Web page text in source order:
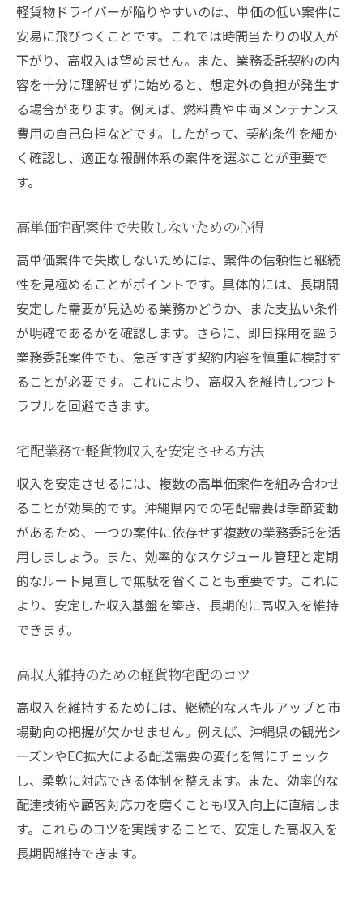
軽貨物ドライバーが陥りやすいのは、単価の低い案件に
安易に飛びつくことです。これでは時間当たりの収入が
下がり、高収入は望めません。また、業務委託契約の内
容を十分に理解せずに始めると、想定外の負担が発生す
る場合があります。例えば、燃料費や車両メンテナンス
費用の自己負担などです。したがって、契約条件を細か
く確認し、適正な報酬体系の案件を選ぶことが重要で
す。
高単価宅配案件で失敗しないための心得
高単価案件で失敗しないためには、案件の信頼性と継続
性を見極めることがポイントです。具体的には、長期間
安定した需要が見込める業務かどうか、また支払い条件
が明確であるかを確認します。さらに、即日採用を謳う
業務委託案件でも、急ぎすぎず契約内容を慎重に検討す
ることが必要です。これにより、高収入を維持しつつト
ラブルを回避できます。
宅配業務で軽貨物収入を安定させる方法
収入を安定させるには、複数の高単価案件を組み合わせ
ることが効果的です。沖縄県内での宅配需要は季節変動
があるため、一つの案件に依存せず複数の業務委託を活
用しましょう。また、効率的なスケジュール管理と定期
的なルート見直しで無駄を省くことも重要です。これに
より、安定した収入基盤を築き、長期的に高収入を維持
できます。
高収入維持のための軽貨物宅配のコツ
高収入を維持するためには、継続的なスキルアップと市
場動向の把握が欠かせません。例えば、沖縄県の観光シ
ーズンやEC拡大による配送需要の変化を常にチェック
し、柔軟に対応できる体制を整えます。また、効率的な
配達技術や顧客対応力を磨くことも収入向上に直結しま
す。これらのコツを実践することで、安定した高収入を
長期間維持できます。